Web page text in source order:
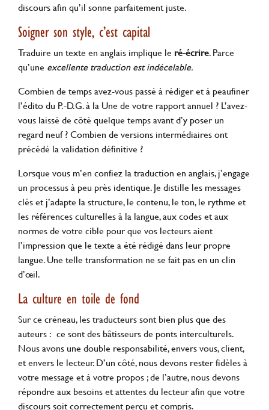
discours afin qu’il sonne parfaitement juste.
Soigner son style, c’est capital
Traduire un texte en anglais implique le ré-écrire. Parce
qu’une excellente traduction est indécelable.
Combien de temps avez-vous passé à rédiger et à peaufiner
l’édito du P.-D.G. à la Une de votre rapport annuel ? L’avez-
vous laissé de côté quelque temps avant d’y poser un
regard neuf ? Combien de versions intermédiaires ont
précédé la validation définitive ?
Lorsque vous m’en confiez la traduction en anglais, j’engage
un processus à peu près identique. Je distille les messages
clés et j’adapte la structure, le contenu, le ton, le rythme et
les références culturelles à la langue, aux codes et aux
normes de votre cible pour que vos lecteurs aient
l’impression que le texte a été rédigé dans leur propre
langue. Une telle transformation ne se fait pas en un clin
d’œil.
La culture en toile de fond
Sur ce créneau, les traducteurs sont bien plus que des
auteurs : ce sont des bâtisseurs de ponts interculturels.
Nous avons une double responsabilité, envers vous, client,
et envers le lecteur. D’un côté, nous devons rester fidèles à
votre message et à votre propos ; de l’autre, nous devons
répondre aux besoins et attentes du lecteur afin que votre
discours soit correctement perçu et compris.